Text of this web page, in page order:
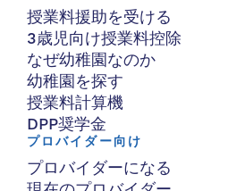
授業料援助を受ける
3歳児向け授業料控除
なぜ幼稚園なのか
幼稚園を探す
授業料計算機
DPP奨学金
プロバイダー向け
プロバイダーになる